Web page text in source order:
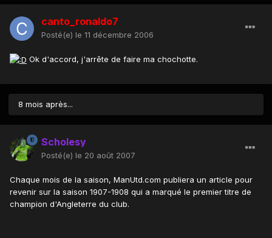
canto_ronaldo7
Posté(e) le 11 décembre 2006
Ok d'accord, j'arrête de faire ma chochotte.
8 mois après...
Scholesy
Posté(e) le 20 août 2007
Chaque mois de la saison, ManUtd.com publiera un article pour
revenir sur la saison 1907-1908 qui a marqué le premier titre de
champion d'Angleterre du club.